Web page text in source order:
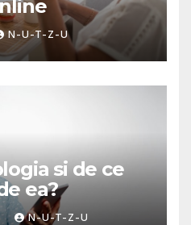
N-U-T-Z-U
si de ce
ea?
N-U-T-Z-U